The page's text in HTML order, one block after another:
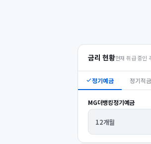
금리 현황현재 취급 중인
정기예금 정기적금
MG더뱅킹정기예금
12개월